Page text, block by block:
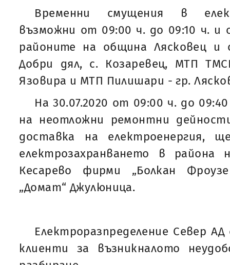
Временни смущения в
възможни от 09:00 ч. до 09:10 ч. и
районите на община Лясковец
Добри дял, с. Козаревец, МТП
Язовира и МТП Пилишари - гр.
На 30.07.2020 от 09:00 ч. до
на неотложни ремонтни
доставка на електроенергия,
електрозахранването в
Кесарево фирми „Болкан
„Домат“ Джулюница.
Електроразпределение Север
клиенти за възникналото